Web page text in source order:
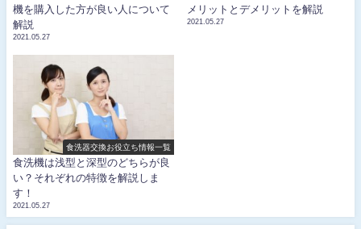
機を購入した方が良い人について
解説
2021.05.27
メリットとデメリットを解説
2021.05.27
食洗器交換お役立ち情報一覧
食洗機は浅型と深型のどちらが良
い？それぞれの特徴を解説しま
す！
2021.05.27